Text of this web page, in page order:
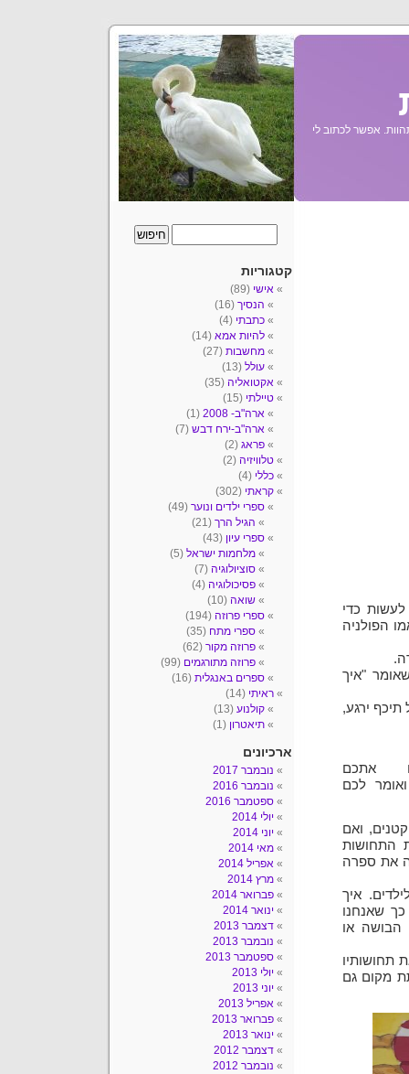
אפשר לכתוב לי
כדי
הפולניה
"איך
ירגע,
אתכם
לכם
ואם
התחושות
את ספרה
איך
שאנחנו
הבושה או
תחושותיו
מקום גם
קטגוריות
אישי (89)
הנסיך (16)
כתבתי (4)
להיות אמא (14)
מחשבות (27)
עולל (13)
אקטואליה (35)
טיילתי (15)
ארה"ב- 2008
(1)
ארה"ב-ירח דבש (7)
פראג (2)
טלוויזיה (2)
כללי (4)
קראתי (302)
ספרי ילדים ונוער (49)
הגיל הרך (21)
ספרי עיון (43)
מלחמות ישראל (5)
סוציולוגיה (7)
פסיכולוגיה (4)
שואה (10)
ספרי פרוזה (194)
ספרי מתח (35)
פרוזה מקור (62)
פרוזה מתורגמים (99)
ספרים באנגלית (16)
ראיתי (14)
קולנוע (13)
תיאטרון (1)
ארכיונים
נובמבר 2017
נובמבר 2016
ספטמבר 2016
יולי 2014
יוני 2014
מאי 2014
אפריל 2014
מרץ 2014
פברואר 2014
ינואר 2014
דצמבר 2013
נובמבר 2013
ספטמבר 2013
יולי 2013
יוני 2013
אפריל 2013
פברואר 2013
ינואר 2013
דצמבר 2012
נובמבר 2012